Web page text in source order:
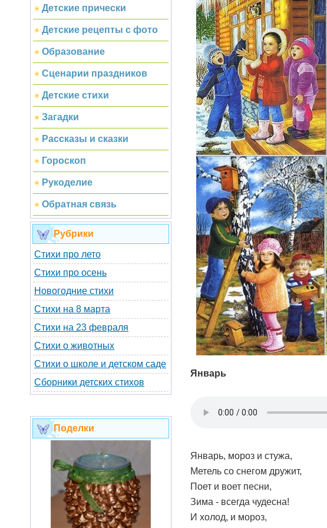
Детские прически
Детские рецепты с фото
Образование
Сценарии праздников
Детские стихи
Загадки
Рассказы и сказки
Гороскоп
Рукоделие
Обратная связь
Рубрики
Стихи про лето
Стихи про осень
Новогодние стихи
Стихи на 8 марта
Стихи на 23 февраля
Стихи о животных
Стихи о школе и детском саде
Сборники детских стихов
Поделки
Январь
Январь, мороз и стужа,
Метель со снегом дружит,
Поет и воет песни,
Зима - всегда чудесна!
И холод, и мороз,